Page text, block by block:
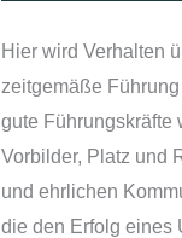
Hier wird Verhalten
zeitgemäße
gute Führungskräfte
Vorbilder, Platz und
und ehrlichen
die den Erfolg eines